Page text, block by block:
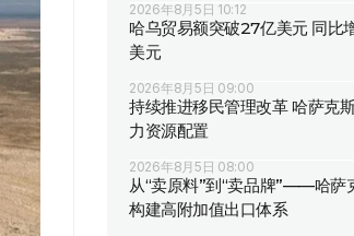
2026年8月5日 10:12
哈乌贸易额突破27亿美元 同比
美元
2026年8月5日 09:00
持续推进移民管理改革 哈萨克
力资源配置
2026年8月5日 08:00
从“卖原料”到“卖品牌”——哈萨
构建高附加值出口体系